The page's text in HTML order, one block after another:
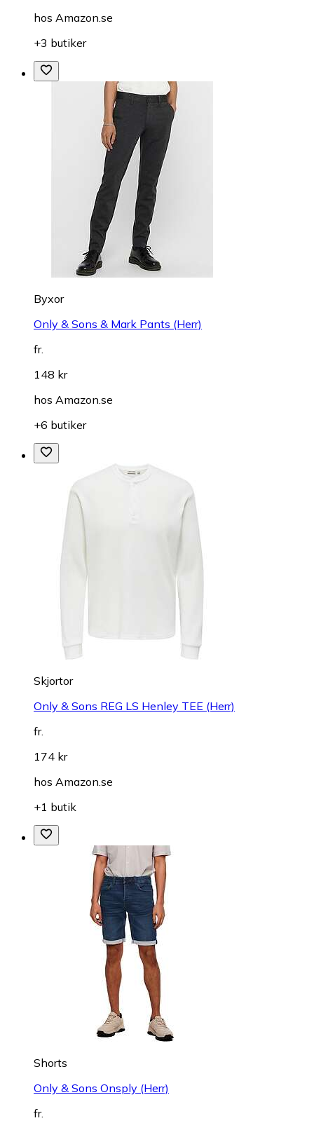
hos Amazon.se
+3 butiker
Byxor
Only & Sons & Mark Pants (Herr)
fr.
148 kr
hos Amazon.se
+6 butiker
Skjortor
Only & Sons REG LS Henley TEE (Herr)
fr.
174 kr
hos Amazon.se
+1 butik
Shorts
Only & Sons Onsply (Herr)
fr.